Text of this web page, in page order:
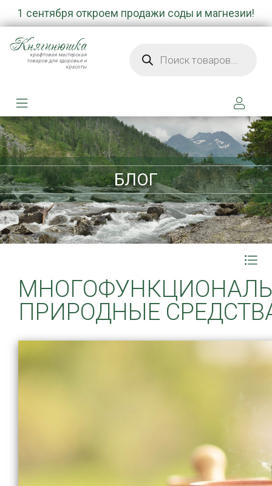
1 сентября откроем продажи соды и магнезии!
Княгинюшка
крафтовая мастерская
товаров для здоровья и
красоты
БЛОГ
ПРИРОДНЫЕ